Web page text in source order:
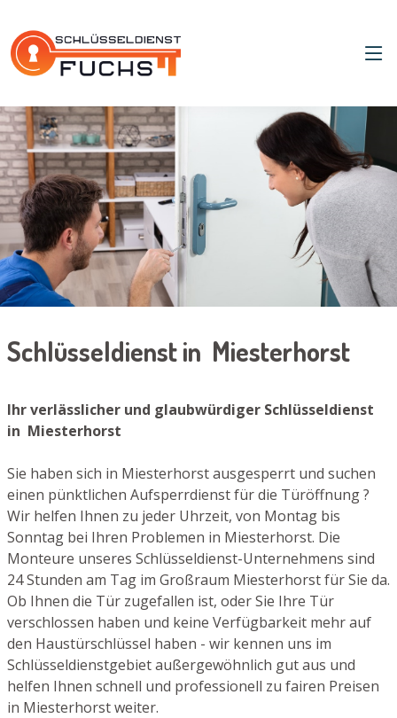
Schlüsseldienst in Miesterhorst
Ihr verlässlicher und glaubwürdiger Schlüsseldienst
in Miesterhorst
Sie haben sich in Miesterhorst ausgesperrt und suchen
einen pünktlichen Aufsperrdienst für die Türöffnung ?
Wir helfen Ihnen zu jeder Uhrzeit, von Montag bis
Sonntag bei Ihren Problemen in Miesterhorst. Die
Monteure unseres Schlüsseldienst-Unternehmens sind
24 Stunden am Tag im Großraum Miesterhorst für Sie da.
Ob Ihnen die Tür zugefallen ist, oder Sie Ihre Tür
verschlossen haben und keine Verfügbarkeit mehr auf
den Haustürschlüssel haben - wir kennen uns im
Schlüsseldienstgebiet außergewöhnlich gut aus und
helfen Ihnen schnell und professionell zu fairen Preisen
in Miesterhorst weiter.